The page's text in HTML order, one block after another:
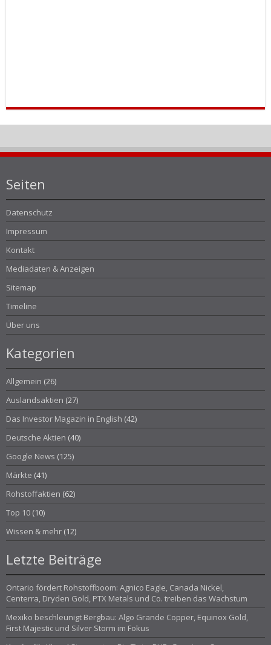
Seiten
Datenschutz
Impressum
Kontakt
Mediadaten & Anzeigen
Sitemap
Timeline
Über uns
Kategorien
Allgemein (26)
Auslandsaktien (27)
Das Investor Magazin in English (42)
Deutsche Aktien (40)
Google News (125)
Märkte (41)
Rohstoffaktien (62)
Top 10 (10)
Wissen & mehr (12)
Letzte Beiträge
Ontario fördert Rohstoffboom: Agnico Eagle, Canada Nickel,
Centerra, Dryden Gold, PTX Metals und Co. treiben das Wachstum
Mexiko beschleunigt Bergbau: Algo Grande Copper, Equinox Gold,
First Majestic und Silver Storm im Fokus